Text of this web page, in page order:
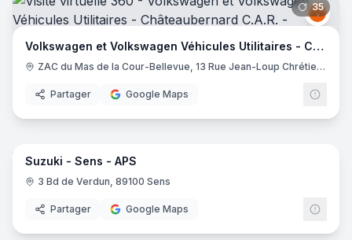
35
V
Volkswagen et Volkswagen Véhicules Utilitaires - Châteaubernard C.A.R.
ZAC du Mas de la Cour-Bellevue, 13 Rue Jean-Loup Chrétien, 16100 Châteaubernard
Partager Google Maps
9
Suzuki - Sens - APS
3 Bd de Verdun, 89100 Sens
Partager Google Maps
12